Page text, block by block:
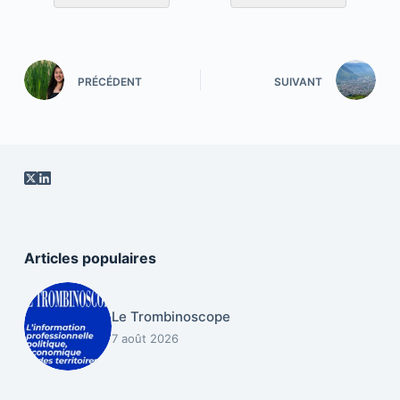
PRÉCÉDENT SUIVANT
Articles populaires
Le Trombinoscope
7 août 2026